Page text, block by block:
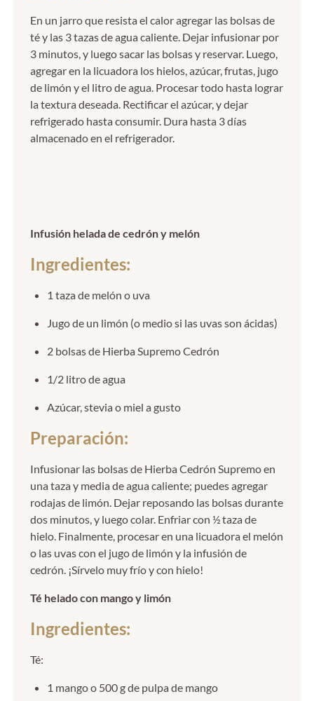
En un jarro que resista el calor agregar las bolsas de
té y las 3 tazas de agua caliente. Dejar infusionar por
3 minutos, y luego sacar las bolsas y reservar. Luego,
agregar en la licuadora los hielos, azúcar, frutas, jugo
de limón y el litro de agua. Procesar todo hasta lograr
la textura deseada. Rectificar el azúcar, y dejar
refrigerado hasta consumir. Dura hasta 3 días
almacenado en el refrigerador.
Infusión helada de cedrón y melón
Ingredientes:
1 taza de melón o uva
Jugo de un limón (o medio si las uvas son ácidas)
2 bolsas de Hierba Supremo Cedrón
1/2 litro de agua
Azúcar, stevia o miel a gusto
Preparación:
Infusionar las bolsas de Hierba Cedrón Supremo en
una taza y media de agua caliente; puedes agregar
rodajas de limón. Dejar reposando las bolsas durante
dos minutos, y luego colar. Enfriar con ½ taza de
hielo. Finalmente, procesar en una licuadora el melón
o las uvas con el jugo de limón y la infusión de
cedrón. ¡Sírvelo muy frío y con hielo!
Té helado con mango y limón
Ingredientes:
Té:
1 mango o 500 g de pulpa de mango